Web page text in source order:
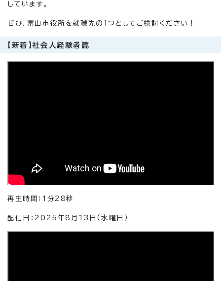
しています。
ぜひ、富山市役所を就職先の1つとしてご検討ください！
【新着】社会人経験者篇
再生時間：1分28秒
配信日：2025年8月13日（水曜日）